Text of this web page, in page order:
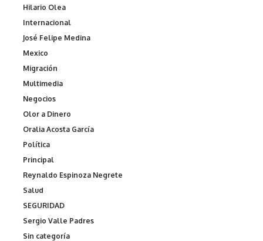
Hilario Olea
Internacional
José Felipe Medina
Mexico
Migración
Multimedia
Negocios
Olor a Dinero
Oralia Acosta García
Política
Principal
Reynaldo Espinoza Negrete
Salud
SEGURIDAD
Sergio Valle Padres
Sin categoría